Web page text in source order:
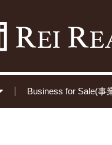
Business for Sale(事